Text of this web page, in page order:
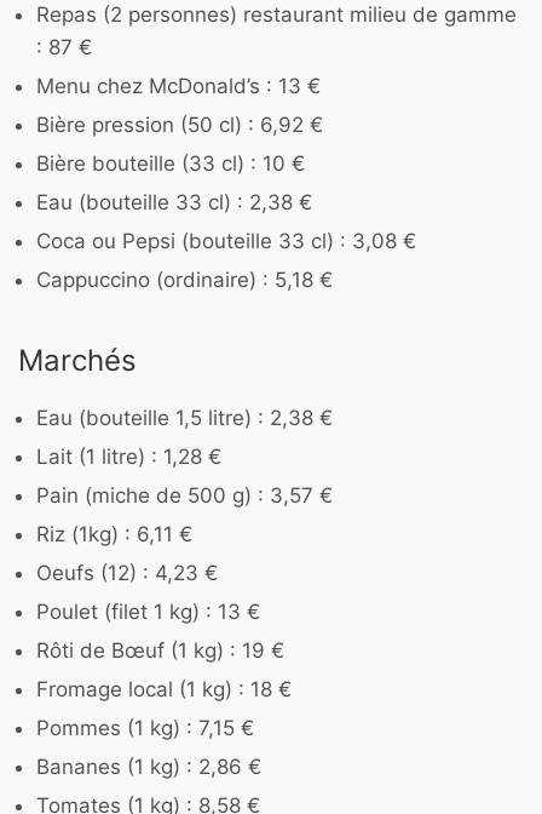
Repas (2 personnes) restaurant milieu de gamme
: 87 €
Menu chez McDonald’s : 13 €
Bière pression (50 cl) : 6,92 €
Bière bouteille (33 cl) : 10 €
Eau (bouteille 33 cl) : 2,38 €
Coca ou Pepsi (bouteille 33 cl) : 3,08 €
Cappuccino (ordinaire) : 5,18 €
Marchés
Eau (bouteille 1,5 litre) : 2,38 €
Lait (1 litre) : 1,28 €
Pain (miche de 500 g) : 3,57 €
Riz (1kg) : 6,11 €
Oeufs (12) : 4,23 €
Poulet (filet 1 kg) : 13 €
Rôti de Bœuf (1 kg) : 19 €
Fromage local (1 kg) : 18 €
Pommes (1 kg) : 7,15 €
Bananes (1 kg) : 2,86 €
Tomates (1 kg) : 8,58 €